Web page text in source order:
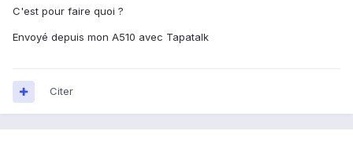
C'est pour faire quoi ?
Envoyé depuis mon A510 avec Tapatalk
Citer